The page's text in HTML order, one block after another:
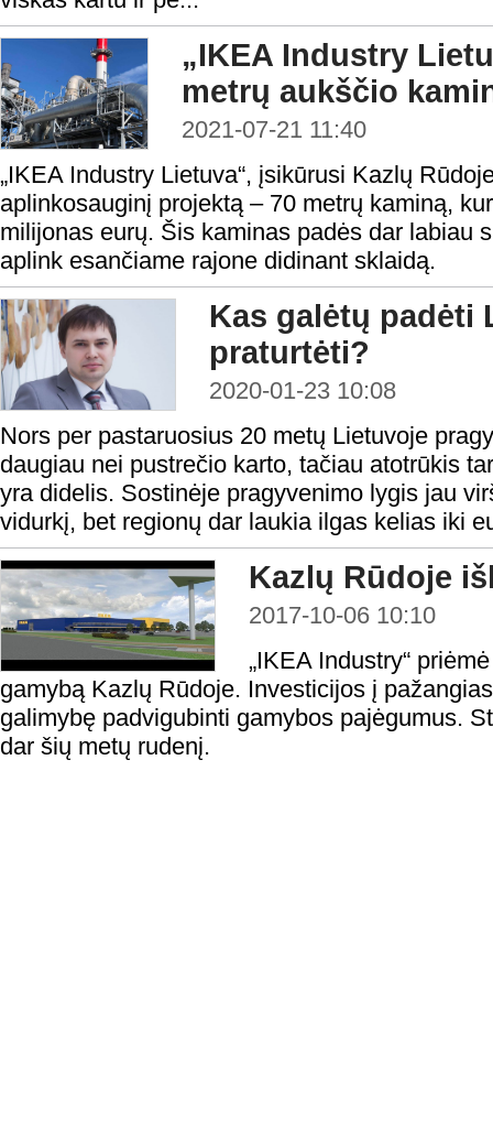
„IKEA Industry
metrų aukščio
2021-07-21 11:40
„IKEA Industry Lietuva“, įsikūrusi Kazlų
aplinkosauginį projektą – 70 metrų kaminą,
milijonas eurų. Šis kaminas padės dar labiau
aplink esančiame rajone didinant sklaidą.
Kas galėtų padėti
praturtėti?
2020-01-23 10:08
Nors per pastaruosius 20 metų Lietuvoje
daugiau nei pustrečio karto, tačiau atotrūkis
yra didelis. Sostinėje pragyvenimo lygis jau
vidurkį, bet regionų dar laukia ilgas kelias iki
Kazlų Rūdoje
2017-10-06 10:10
„IKEA Industry“
gamybą Kazlų Rūdoje. Investicijos į
galimybę padvigubinti gamybos pajėgumus.
dar šių metų rudenį.